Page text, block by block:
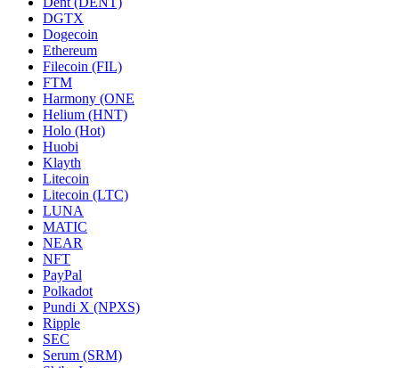
DGTX
Dogecoin
Ethereum
Filecoin (FIL)
FTM
Harmony (ONE
Helium (HNT)
Holo (Hot)
Huobi
Klayth
Litecoin
Litecoin (LTC)
LUNA
MATIC
NEAR
NFT
PayPal
Polkadot
Pundi X (NPXS)
Ripple
SEC
Serum (SRM)